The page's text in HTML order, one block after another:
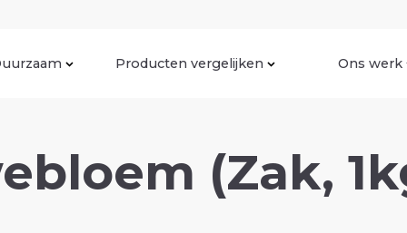
Producten vergelijken Ons werk
(Zak,